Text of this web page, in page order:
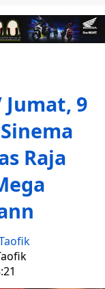
Jumat, 9
Raja